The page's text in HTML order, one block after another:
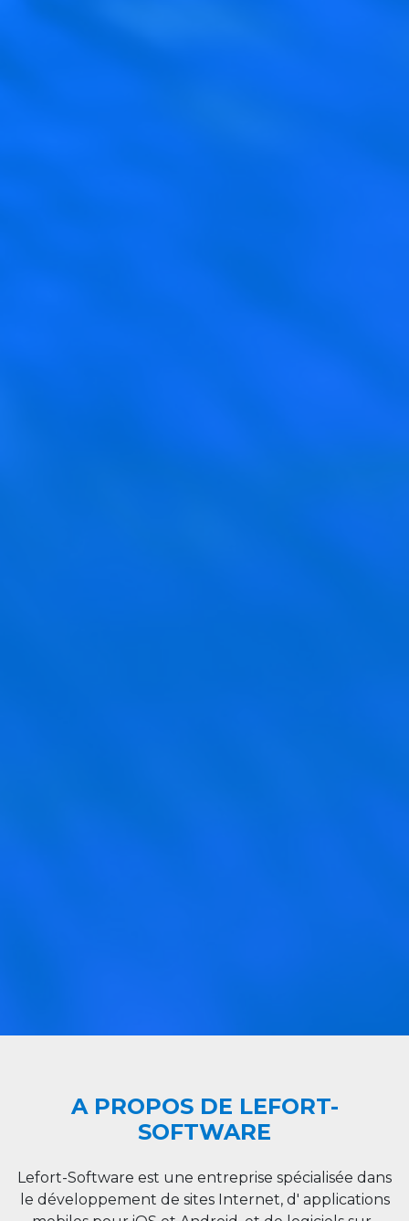
A PROPOS DE LEFORT-
SOFTWARE
Lefort-Software est une entreprise spécialisée dans
le développement de sites Internet, d' applications